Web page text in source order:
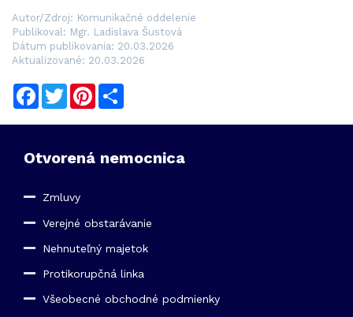
Autor/Zdroj: Komunikačné oddelenie
Publikoval: Mgr. Ladislava Šustová
Dátum publikovania: 20.03.2026
Aktualizované: 20.03.2026
Facebook
TwitterPinterest
Otvorená nemocnica
Zmluvy
Verejné obstarávanie
Nehnuteľný majetok
Protikorupčná linka
Všeobecné obchodné podmienky